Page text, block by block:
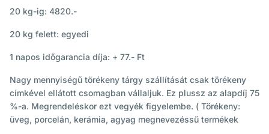
20 kg-ig: 4820.-
20 kg felett: egyedi
1 napos időgarancia díja: + 77.- Ft
Nagy mennyiségű törékeny tárgy szállítását csak törékeny
címkével ellátott csomagban vállaljuk. Ez plussz az alapdíj 75
%-a. Megrendeléskor ezt vegyék figyelembe. ( Törékeny:
üveg, porcelán, kerámia, agyag megnevezéssű termékek